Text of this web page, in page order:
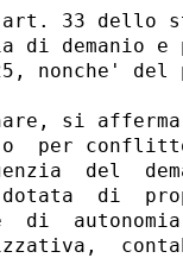
33 dello
di demanio e
nonche'
si
per
del
dotata  di
autonomia